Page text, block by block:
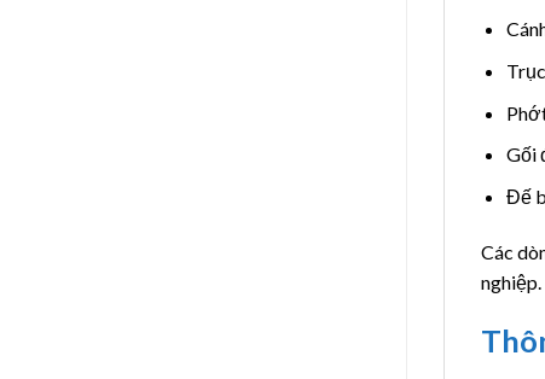
Gối
Đế
Các
nghiệp.